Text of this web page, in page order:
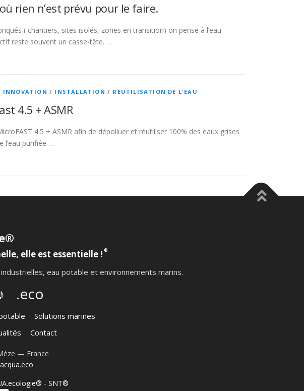
rien n’est prévu pour le faire.
( chantiers, sites isolés, zones en transition) on pense à l’eau
reste souvent un casse-tête. …
INNOVATION / INSTALLATION / RÉUTILISATION DE L'EAU
4.5 + ASMR
4.5 + ASMR afin de dépolluer et réutiliser 100% des eaux grises
l’eau purifiée …
elle est essentielle ! ®
eau potable et environnements marins.
.eco
Solutions marines
Contact
— France
- SNT®